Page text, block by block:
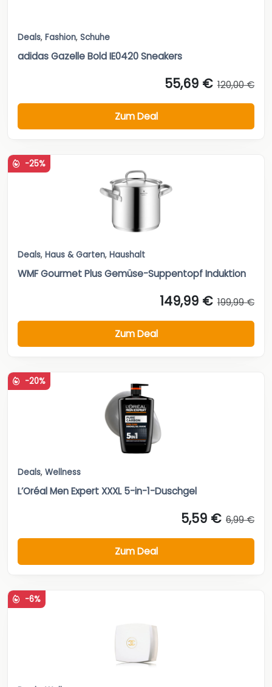
Deals, Fashion, Schuhe
adidas Gazelle Bold IE0420 Sneakers
55,69 € 120,00 €
Zum Deal
-25%
Deals, Haus & Garten, Haushalt
WMF Gourmet Plus Gemüse-Suppentopf Induktion
149,99 € 199,99 €
Zum Deal
-20%
Deals, Wellness
L’Oréal Men Expert XXXL 5-in-1-Duschgel
5,59 € 6,99 €
Zum Deal
-6%